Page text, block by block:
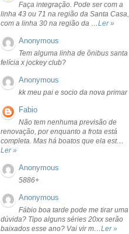
Faça integração. Pode ser com a
linha 43 ou 71 na região da Santa Casa,
com a linha 30 na região da …Ler »
Anonymous
Tem alguma linha de ônibus santa
felícia x jockey club?
Anonymous
kk meu pai e socio da nova primar
Fabio
Não tem nenhuma previsão de
renovação, por enquanto a frota está
completa. Mas há boatos que ela est…
Ler »
Anonymous
5886+
Anonymous
Fábio boa tarde pode me tirar uma
dúvida? Tipo alguns séries 20xx serão
baixados esse ano? Vai vir m…Ler »